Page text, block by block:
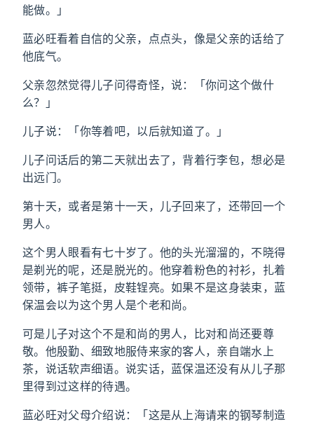
能做。」
蓝必旺看着自信的父亲，点点头，像是父亲的话给了
他底气。
父亲忽然觉得儿子问得奇怪，说：「你问这个做什
么？」
儿子说：「你等着吧，以后就知道了。」
儿子问话后的第二天就出去了，背着行李包，想必是
出远门。
第十天，或者是第十一天，儿子回来了，还带回一个
男人。
这个男人眼看有七十岁了。他的头光溜溜的，不晓得
是剃光的呢，还是脱光的。他穿着粉色的衬衫，扎着
领带，裤子笔挺，皮鞋锃亮。如果不是这身装束，蓝
保温会以为这个男人是个老和尚。
可是儿子对这个不是和尚的男人，比对和尚还要尊
敬。他殷勤、细致地服侍来家的客人，亲自端水上
茶，说话软声细语。说实话，蓝保温还没有从儿子那
里得到过这样的待遇。
蓝必旺对父母介绍说：「这是从上海请来的钢琴制造